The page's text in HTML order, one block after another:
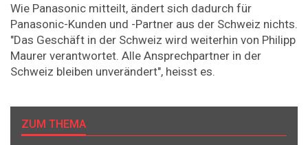
Wie Panasonic mitteilt, ändert sich dadurch für
Panasonic-Kunden und -Partner aus der Schweiz nichts.
"Das Geschäft in der Schweiz wird weiterhin von Philipp
Maurer verantwortet. Alle Ansprechpartner in der
Schweiz bleiben unverändert", heisst es.
ZUM THEMA